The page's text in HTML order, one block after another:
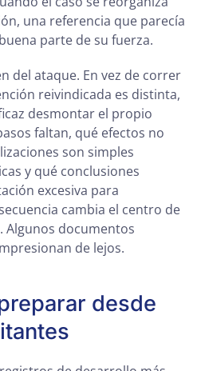
una referencia que parecía
parte de su fuerza.
del ataque. En vez de correr
reivindicada es distinta,
desmontar el propio
faltan, qué efectos no
son simples
y qué conclusiones
excesiva para
cambia el centro de
Algunos documentos
de lejos.
desde